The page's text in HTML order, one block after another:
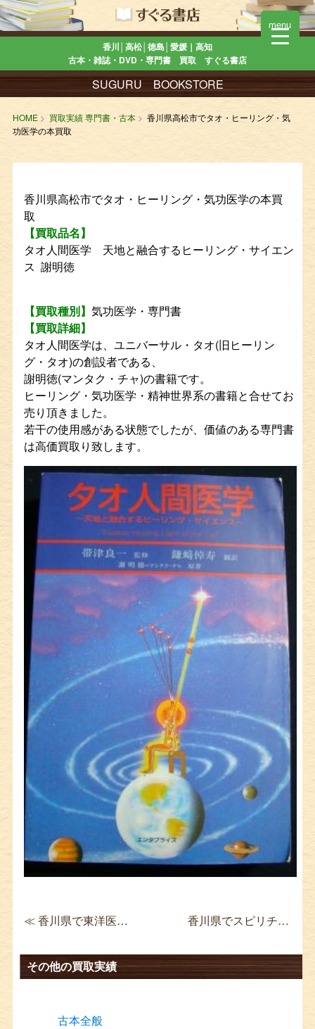
香川│高松│徳島│愛媛｜高知
古本・雑誌・DVD・専門書 買取 すぐる書店
SUGURU BOOKSTORE
HOME 買取実績 専門書・古本
香川県高松市でタオ・ヒーリング・気
功医学の本買取
香川県高松市でタオ・ヒーリング・気功医学の本買
取
【買取品名】
タオ人間医学 天地と融合するヒーリング・サイエン
ス 謝明徳
【買取種別】 気功医学・専門書
【買取詳細】
タオ人間医学は、ユニバーサル・タオ(旧ヒーリン
グ・タオ)の創設者である、
謝明徳(マンタク・チャ)の書籍です。
ヒーリング・気功医学・精神世界系の書籍と合せてお
売り頂きました。
若干の使用感がある状態でしたが、価値のある専門書
は高価買取り致します。
≪ 香川県で東洋医学書を買取 実用中医内科学 日本語版 香川県でスピリチュアル書籍買取 ヒマラヤ聖者の生活探求 全5巻揃 ≫
その他の買取実績
古本全般
menu